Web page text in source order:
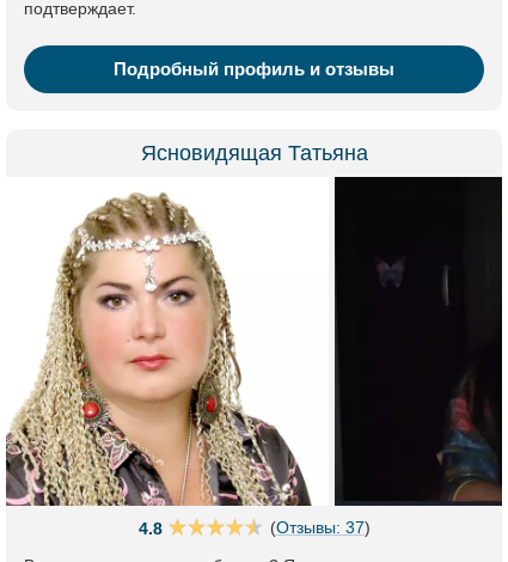
подтверждает.
Подробный профиль и отзывы
Ясновидящая Татьяна
4.8 (Отзывы: 37)